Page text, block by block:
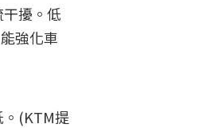
擾。低
強化車
(KTM提